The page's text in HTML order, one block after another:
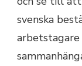
svenska